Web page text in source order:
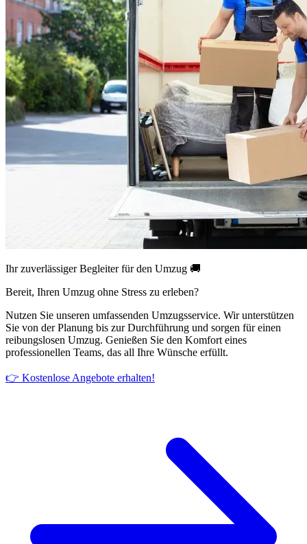
Ihr zuverlässiger Begleiter für den Umzug 🚚
Bereit, Ihren Umzug ohne Stress zu erleben?
Nutzen Sie unseren umfassenden Umzugsservice. Wir unterstützen
Sie von der Planung bis zur Durchführung und sorgen für einen
reibungslosen Umzug. Genießen Sie den Komfort eines
professionellen Teams, das all Ihre Wünsche erfüllt.
👉 Kostenlose Angebote erhalten!